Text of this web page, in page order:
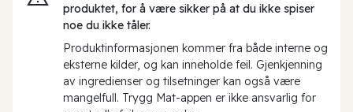
produktet, for å være sikker på at du ikke spiser
noe du ikke tåler.
Produktinformasjonen kommer fra både interne og
eksterne kilder, og kan inneholde feil. Gjenkjenning
av ingredienser og tilsetninger kan også være
mangelfull. Trygg Mat-appen er ikke ansvarlig for